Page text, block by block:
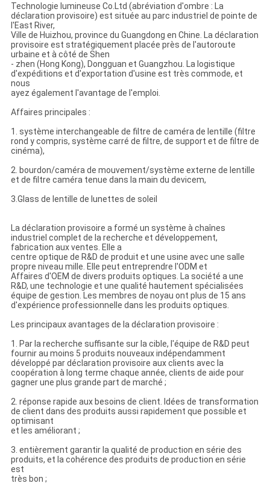
Technologie lumineuse Co.Ltd (abréviation d'ombre : La
déclaration provisoire) est située au parc industriel de pointe de
l'East River,
Ville de Huizhou, province du Guangdong en Chine. La déclaration
provisoire est stratégiquement placée près de l'autoroute
urbaine et à côté de Shen
- zhen (Hong Kong), Dongguan et Guangzhou. La logistique
d'expéditions et d'exportation d'usine est très commode, et
nous
ayez également l'avantage de l'emploi.
Affaires principales :
1. système interchangeable de filtre de caméra de lentille (filtre
rond y compris, système carré de filtre, de support et de filtre de
cinéma),
2. bourdon/caméra de mouvement/système externe de lentille
et de filtre caméra tenue dans la main du devicem,
3.Glass de lentille de lunettes de soleil
La déclaration provisoire a formé un système à chaînes
industriel complet de la recherche et développement,
fabrication aux ventes. Elle a
centre optique de R&D de produit et une usine avec une salle
propre niveau mille. Elle peut entreprendre l'ODM et
Affaires d'OEM de divers produits optiques. La société a une
R&D, une technologie et une qualité hautement spécialisées
équipe de gestion. Les membres de noyau ont plus de 15 ans
d'expérience professionnelle dans les produits optiques.
Les principaux avantages de la déclaration provisoire :
1. Par la recherche suffisante sur la cible, l'équipe de R&D peut
fournir au moins 5 produits nouveaux indépendamment
développé par déclaration provisoire aux clients avec la
coopération à long terme chaque année, clients de aide pour
gagner une plus grande part de marché ;
2. réponse rapide aux besoins de client. Idées de transformation
de client dans des produits aussi rapidement que possible et
optimisant
et les améliorant ;
3. entièrement garantir la qualité de production en série des
produits, et la cohérence des produits de production en série
est
très bon ;